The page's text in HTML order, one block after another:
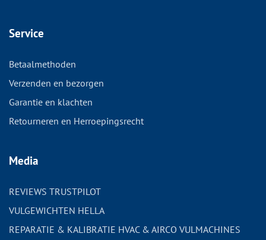
Service
Betaalmethoden
Verzenden en bezorgen
Garantie en klachten
Retourneren en Herroepingsrecht
Media
REVIEWS TRUSTPILOT
VULGEWICHTEN HELLA
REPARATIE & KALIBRATIE HVAC & AIRCO VULMACHINES